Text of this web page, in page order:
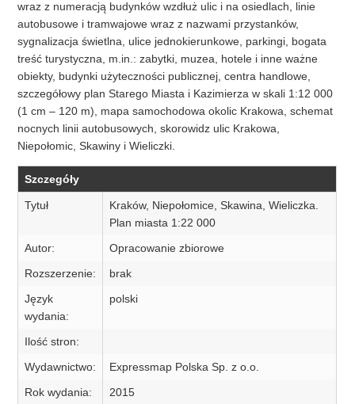
wraz z numeracją budynków wzdłuż ulic i na osiedlach, linie
autobusowe i tramwajowe wraz z nazwami przystanków,
sygnalizacja świetlna, ulice jednokierunkowe, parkingi, bogata
treść turystyczna, m.in.: zabytki, muzea, hotele i inne ważne
obiekty, budynki użyteczności publicznej, centra handlowe,
szczegółowy plan Starego Miasta i Kazimierza w skali 1:12 000
(1 cm – 120 m), mapa samochodowa okolic Krakowa, schemat
nocnych linii autobusowych, skorowidz ulic Krakowa,
Niepołomic, Skawiny i Wieliczki.
Szczegóły
Tytuł
Kraków, Niepołomice, Skawina, Wieliczka.
Plan miasta 1:22 000
Autor:
Opracowanie zbiorowe
Rozszerzenie:
brak
Język
wydania:
polski
Ilość stron:
Wydawnictwo:
Expressmap Polska Sp. z o.o.
Rok wydania:
2015